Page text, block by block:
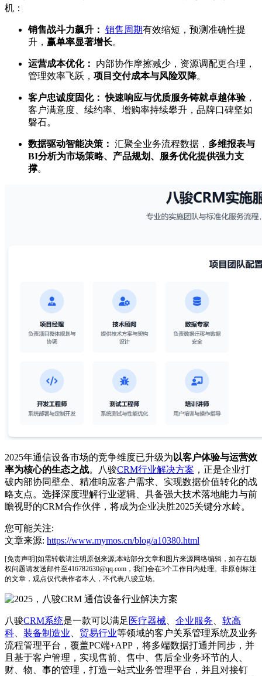
机：
销售战斗力飙升： 销售周期有效缩短，预测准确性提
升， 赢单率显著增长。
运营成本优化：
内部协作摩擦减少，资源调配更合理，
管理效率飞跃， 项目交付成本与风险双降。
客户忠诚度固化： 快速响应与优质服务铸就卓越体验，
客户满意度、续约率、增购率持续攀升，品牌口碑坚如
磐石。
数据驱动智能决策： 汇聚全业务流程数据， 多维报表与
BI分析为市场策略、产品规划、服务优化提供强力支
撑。
2025年通信设备市场的竞争维度已升级为以客户体验与运营效
率为核心的生态之战。八骏CRM行业解决方案 ，正是企业打
破内部协同壁垒、精准响应客户需求、实现数据价值转化的战
略支点。选择深度理解行业逻辑、具备强大技术落地能力与前
瞻视野的CRM合作伙伴，将成为企业决胜2025关键分水岭。
您可能关注:
文章来源: https://www.mymos.cn/blog/a10380.html
[免责声明]如需转载请注明原创来源;本站部分文章和图片来源网络编辑，如存在版
权问题请发送邮件至416782630@qq.com，我们会在3个工作日内处理。非原创标注
的文章，观点仅代表作者本人，不代表八骏立场。
八骏CRM系统是一款可以满足 医疗器械、 企业服务、 软高
科、 装备制造业、 贸易行业等领域的客户关系管理系统及业务
流程管理平台，覆盖PC端+APP，将多端数据打通并同步，并
且基于客户管理，实现售前、售中、售后全业务环节的人、
财、物、事的管理，打造一站式业务管理平台，并且对接钉